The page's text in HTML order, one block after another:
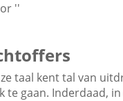
''
taal kent tal van
te gaan. Inderdaad,